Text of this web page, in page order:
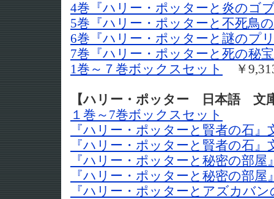
4巻『ハリー・ポッターと炎のゴ
5巻『ハリー・ポッターと不死鳥
6巻『ハリー・ポッターと謎のプ
7巻『ハリー・ポッターと死の秘
1巻～７巻ボックスセット
￥
【ハリー・ポッター 日本語 文
１巻～7巻ボックスセット
『ハリー・ポッターと賢者の石』
『ハリー・ポッターと賢者の石』
『ハリー・ポッターと秘密の部屋
『ハリー・ポッターと秘密の部屋
『ハリー・ポッターとアズカバ